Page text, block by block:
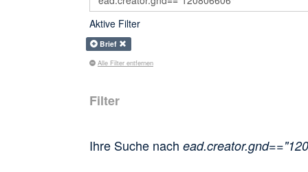
Aktive Filter
Brief
Alle Filter entfernen
Filter
Ihre Suche nach